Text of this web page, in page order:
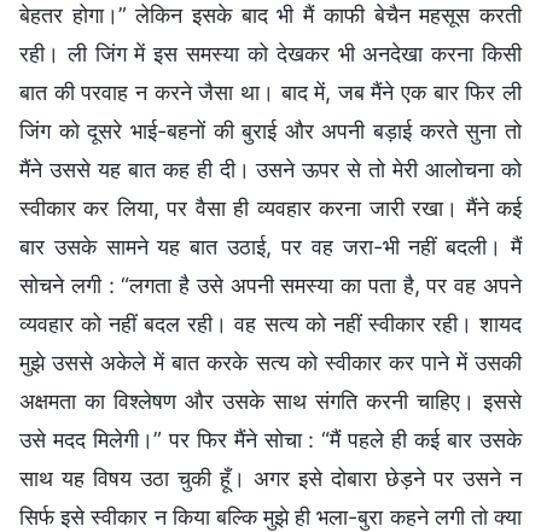
बेहतर होगा।” लेकिन इसके बाद भी मैं काफी बेचैन महसूस करती
रही। ली जिंग में इस समस्या को देखकर भी अनदेखा करना किसी
बात की परवाह न करने जैसा था। बाद में, जब मैंने एक बार फिर ली
जिंग को दूसरे भाई-बहनों की बुराई और अपनी बड़ाई करते सुना तो
मैंने उससे यह बात कह ही दी। उसने ऊपर से तो मेरी आलोचना को
स्वीकार कर लिया, पर वैसा ही व्यवहार करना जारी रखा। मैंने कई
बार उसके सामने यह बात उठाई, पर वह जरा-भी नहीं बदली। मैं
सोचने लगी : “लगता है उसे अपनी समस्या का पता है, पर वह अपने
व्यवहार को नहीं बदल रही। वह सत्य को नहीं स्वीकार रही। शायद
मुझे उससे अकेले में बात करके सत्य को स्वीकार कर पाने में उसकी
अक्षमता का विश्लेषण और उसके साथ संगति करनी चाहिए। इससे
उसे मदद मिलेगी।” पर फिर मैंने सोचा : “मैं पहले ही कई बार उसके
साथ यह विषय उठा चुकी हूँ। अगर इसे दोबारा छेड़ने पर उसने न
सिर्फ इसे स्वीकार न किया बल्कि मुझे ही भला-बुरा कहने लगी तो क्या